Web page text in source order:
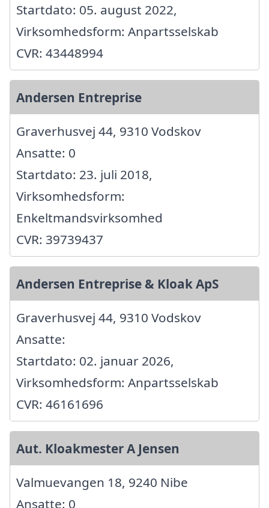
Startdato: 05. august 2022,
Virksomhedsform: Anpartsselskab
CVR: 43448994
Andersen Entreprise
Graverhusvej 44, 9310 Vodskov
Ansatte: 0
Startdato: 23. juli 2018,
Virksomhedsform:
Enkeltmandsvirksomhed
CVR: 39739437
Andersen Entreprise & Kloak ApS
Graverhusvej 44, 9310 Vodskov
Ansatte:
Startdato: 02. januar 2026,
Virksomhedsform: Anpartsselskab
CVR: 46161696
Aut. Kloakmester A Jensen
Valmuevangen 18, 9240 Nibe
Ansatte: 0